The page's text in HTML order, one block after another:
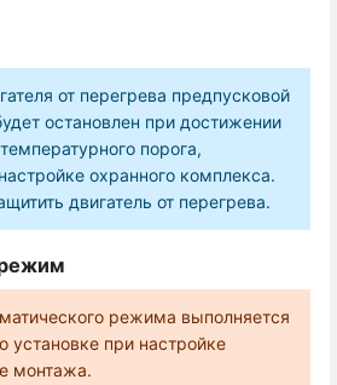
от перегрева предпусковой
остановлен при достижении
порога,
охранного комплекса.
двигатель от перегрева.
режима выполняется
установке при настройке
монтажа.